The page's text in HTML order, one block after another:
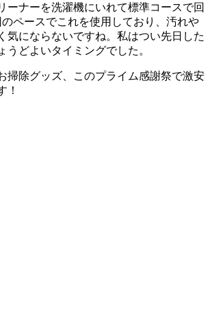
ーナーを洗濯機にいれて標準コースで回
ペースでこれを使用しており、汚れや
気にならないですね。私はつい先日した
うどよいタイミングでした。
掃除グッズ、
このプライム感謝祭で激安
！